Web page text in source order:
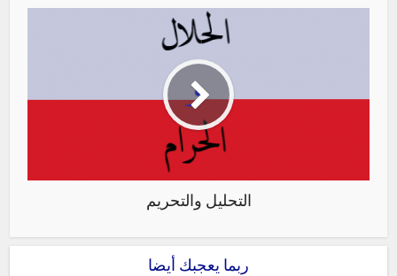
التحليل والتحريم
ربما يعجبك أيضا